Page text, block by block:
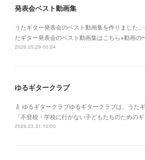
発表会ベスト動画集
うたギター発表会のベスト動画集を作りました
たギター発表会のベスト動画集はこちら※動画の
2026.05.29 00:04
ゆるギタークラブ
🎸 ゆるギタークラブゆるギタークラブは、うた
「不登校・学校に行かない子どもたちのための
2026.03.31 10:00